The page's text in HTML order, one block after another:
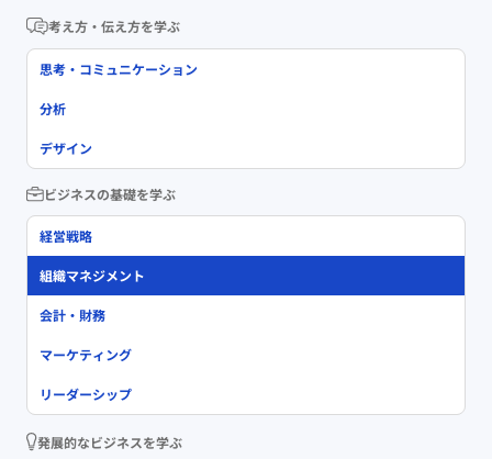
考え方・伝え方を学ぶ
思考・コミュニケーション
分析
デザイン
ビジネスの基礎を学ぶ
経営戦略
組織マネジメント
会計・財務
マーケティング
リーダーシップ
発展的なビジネスを学ぶ